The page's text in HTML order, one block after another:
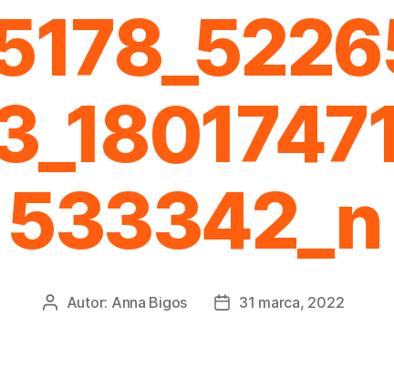
533342_n
Autor: Anna Bigos 31 marca, 2022